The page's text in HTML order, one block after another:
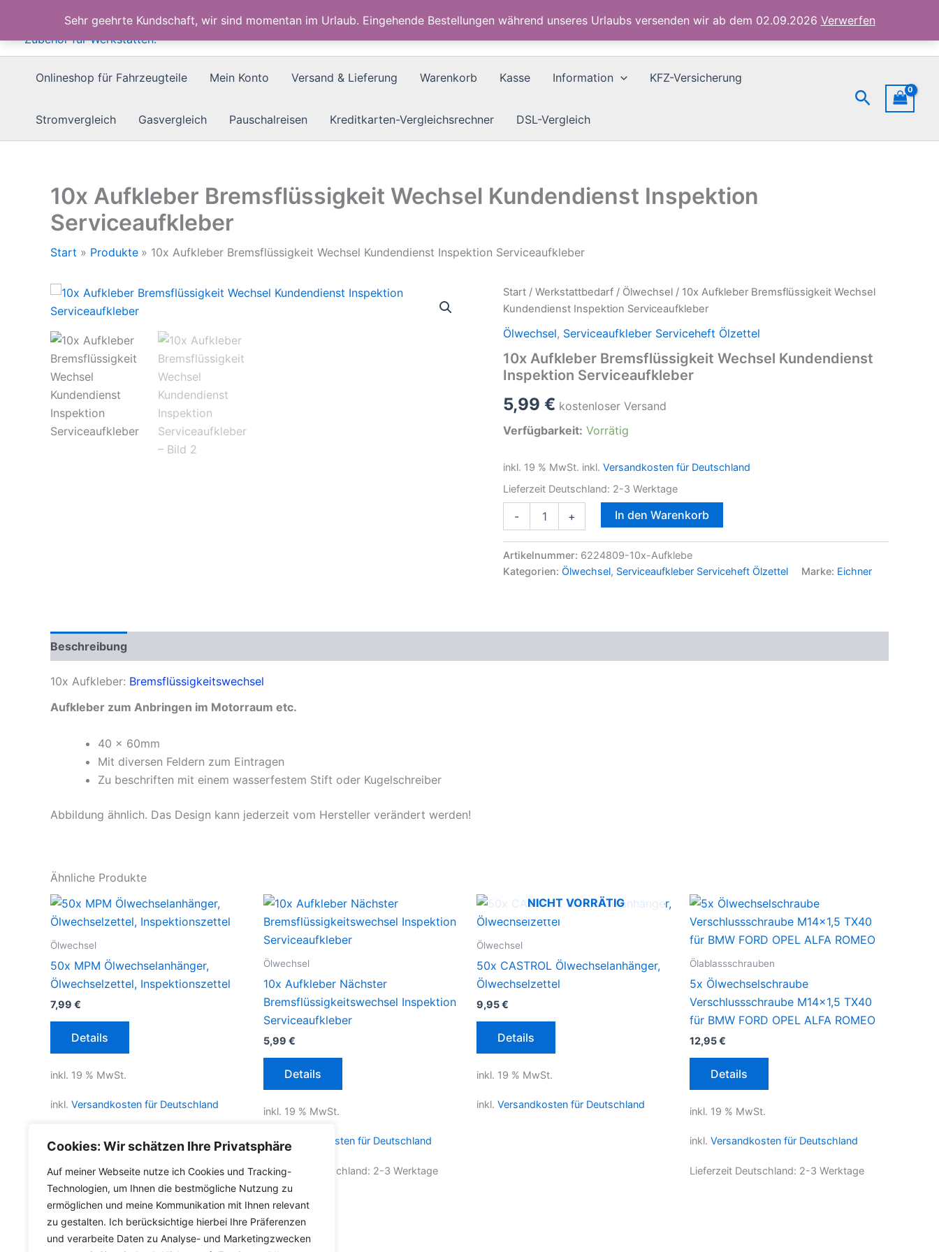
Cookies: Wir schätzen Ihre Privatsphäre
Auf meiner Webseite nutze ich Cookies und Tracking-
Technologien, um Ihnen die bestmögliche Nutzung zu
ermöglichen und meine Kommunikation mit Ihnen relevant
zu gestalten. Ich berücksichtige hierbei Ihre Präferenzen
und verarbeite Daten zu Analyse- und Marketingzwecken
Sehr geehrte Kundschaft, wir sind momentan im Urlaub. Eingehende Bestellungen während unseres Urlaubs versenden wir ab dem 02.09.2026 Verwerfen
springen
Onlineshop für Fahrzeugteile Mein Konto Versand & Lieferung Warenkorb Kasse Information KFZ-Versicherung
Stromvergleich Gasvergleich Pauschalreisen Kreditkarten-Vergleichsrechner DSL-Vergleich
Suchen
10x Aufkleber Bremsflüssigkeit Wechsel Kundendienst Inspektion
Serviceaufkleber
Start Produkte 10x Aufkleber Bremsflüssigkeit Wechsel Kundendienst Inspektion Serviceaufkleber
Start / Werkstattbedarf / Ölwechsel / 10x Aufkleber Bremsflüssigkeit Wechsel
Kundendienst Inspektion Serviceaufkleber
Ölwechsel, Serviceaufkleber Serviceheft Ölzettel
10x Aufkleber Bremsflüssigkeit Wechsel Kundendienst
Inspektion Serviceaufkleber
5,99 € kostenloser Versand
Verfügbarkeit: Vorrätig
inkl. 19 % MwSt. inkl. Versandkosten für Deutschland
Lieferzeit Deutschland: 2-3 Werktage
-
Aufkleber
Wechsel
Kundendienst
Inspektion
+ In den Warenkorb
Artikelnummer: 6224809-10x-Aufklebe
Kategorien: Ölwechsel, Serviceaufkleber Serviceheft Ölzettel Marke: Eichner
Beschreibung
10x Aufkleber: Bremsflüssigkeitswechsel
Aufkleber zum Anbringen im Motorraum etc.
40 x 60mm
Mit diversen Feldern zum Eintragen
Zu beschriften mit einem wasserfestem Stift oder Kugelschreiber
Abbildung ähnlich. Das Design kann jederzeit vom Hersteller verändert werden!
Ähnliche Produkte
Ölwechsel
50x MPM Ölwechselanhänger,
Ölwechselzettel, Inspektionszettel
7,99 €
Details
inkl. 19 % MwSt.
inkl. Versandkosten für Deutschland
Ölwechsel
10x Aufkleber Nächster
Bremsflüssigkeitswechsel Inspektion
Serviceaufkleber
5,99 €
Details
inkl. 19 % MwSt.
inkl. Versandkosten für Deutschland
Lieferzeit Deutschland: 2-3 Werktage
NICHT VORRÄTIG
Ölwechsel
50x CASTROL Ölwechselanhänger,
Ölwechselzettel
9,95€
Details
inkl. 19 % MwSt.
inkl. Versandkosten für Deutschland
Ölablassschrauben
5x Ölwechselschraube
Verschlussschraube M14x1,5 TX40
für BMW FORD OPEL ALFA ROMEO
12,95€
Details
inkl. 19 % MwSt.
inkl. Versandkosten für Deutschland
Lieferzeit Deutschland: 2-3 Werktage
Serviceaufkleber
Menge